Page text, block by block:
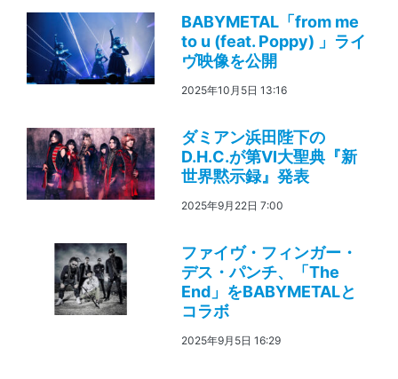
BABYMETAL「from me
to u (feat. Poppy) 」ライ
ヴ映像を公開
2025年10月5日 13:16
ダミアン浜田陛下の
D.H.C.が第VI大聖典『新
世界黙示録』発表
2025年9月22日 7:00
ファイヴ・フィンガー・
デス・パンチ、「The
End」をBABYMETALと
コラボ
2025年9月5日 16:29